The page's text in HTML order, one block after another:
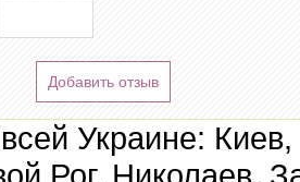
Добавить отзыв
Украине:
Рог, Николаев,